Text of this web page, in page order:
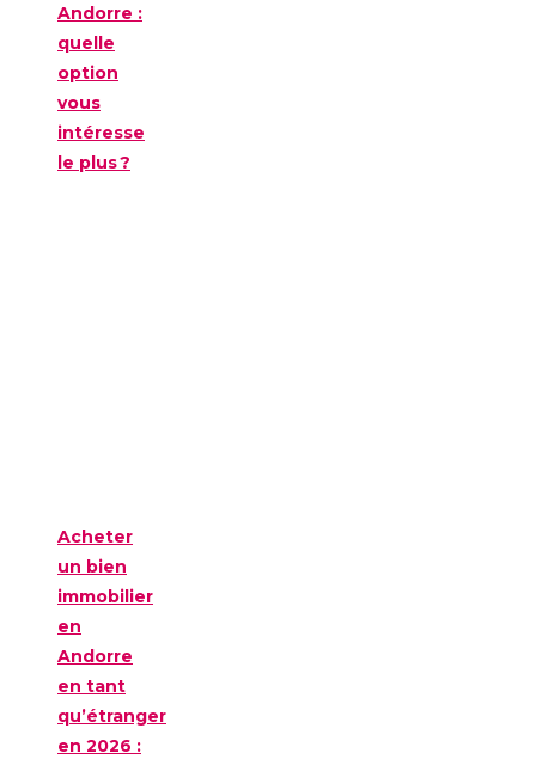
Andorre :
quelle
option
vous
intéresse
le plus ?
Acheter
un bien
immobilier
en
Andorre
en tant
qu’étranger
en 2026 :